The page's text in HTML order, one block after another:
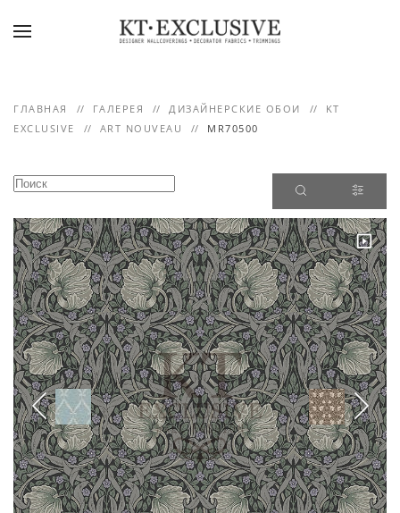
ГЛАВНАЯ ГАЛЕРЕЯ ДИЗАЙНЕРСКИЕ ОБОИ
KT
EXCLUSIVE
ART NOUVEAU MR70500